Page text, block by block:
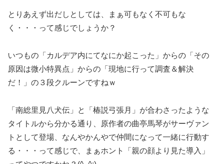
とりあえず出だしとしては、まぁ可もなく不可もな
く・・・って感じでしょうか？
いつもの「カルデア内にてなにか起こった」からの「その
原因は微小特異点」からの「現地に行って調査＆解決
だ！」の３段クルーンですねｗ
「南総里見八犬伝」と「椿説弓張月」が合わさったような
タイトルから分かる通り、原作者の曲亭馬琴がサーヴァン
トとして登場、なんやかんやで仲間になって一緒に行動す
る・・・って感じで、まぁホント「親の顔より見た導入」